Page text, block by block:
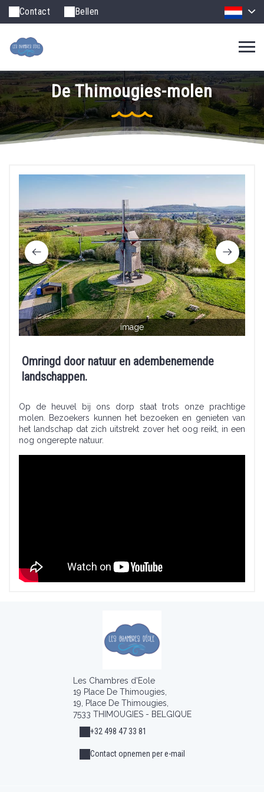
Contact Bellen
De Thimougies-molen
image
Omringd door natuur en adembenemende
landschappen.
Op de heuvel bij ons dorp staat trots onze prachtige
molen. Bezoekers kunnen het bezoeken en genieten van
het landschap dat zich uitstrekt zover het oog reikt, in een
nog ongerepte natuur.
Les Chambres d'Eole
19 Place De Thimougies,
19, Place De Thimougies,
7533 THIMOUGIES - BELGIQUE
+32 498 47 33 81
Contact opnemen per e-mail